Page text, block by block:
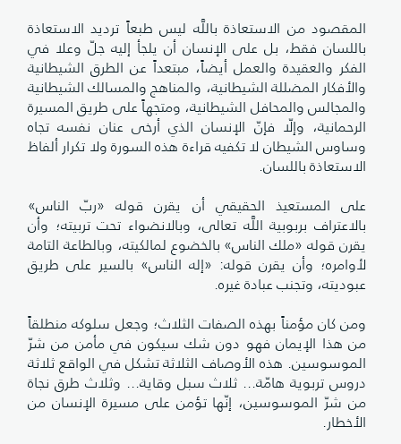
المقصود من الاستعاذة باللَّه ليس طبعاً ترديد الاستعاذة
باللسان فقط، بل على الإنسان أن يلجأ إليه جلّ وعلا في
الفكر والعقيدة والعمل أيضاً، مبتعداً عن الطرق الشيطانية
والأفكار المضللة الشيطانية، والمناهج والمسالك الشيطانية
والمجالس والمحافل الشيطانية، ومتجهاً على طريق المسيرة
الرحمانية، وإلّا فإنّ الإنسان الذي أرخى عنان نفسه تجاه
وساوس الشيطان لا تكفيه قراءة هذه السورة ولا تكرار ألفاظ
الاستعاذة باللسان.
على المستعيذ الحقيقي أن يقرن قوله «ربّ الناس»
بالاعتراف بربوبية اللَّه تعالى، وبالانضواء تحت تربيته؛ وأن
يقرن قوله «ملك الناس» بالخضوع لمالكيته، وبالطاعة التامة
لأوامره؛ وأن يقرن قوله: «إله الناس» بالسير على طريق
عبوديته، وتجنب عبادة غيره.
ومن كان مؤمناً بهذه الصفات الثلاث؛ وجعل سلوكه منطلقاً
من هذا الإيمان فهو دون شك سيكون في مأمن من شرّ
الموسوسين. هذه الأوصاف الثلاثة تشكل في الواقع ثلاثة
دروس تربوية هامّة... ثلاث سبل وقاية... وثلاث طرق نجاة
من شرّ الموسوسين، إنّها تؤمن على مسيرة الإنسان من
الأخطار.